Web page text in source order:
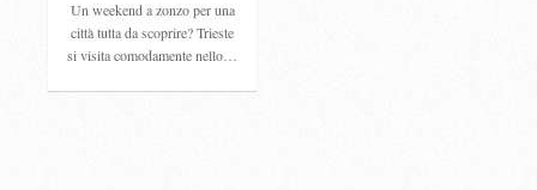
Un weekend a zonzo per una
città tutta da scoprire? Trieste
si visita comodamente nello…